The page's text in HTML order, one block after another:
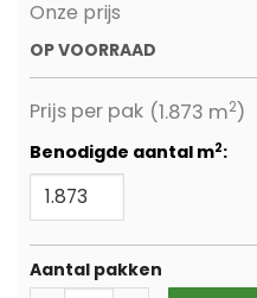
Onze prijs
OP VOORRAAD
Prijs per pak (1.873 m2)
Benodigde aantal m2:
Aantal pakken